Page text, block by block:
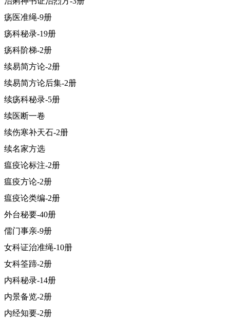
疡医准绳-9册
疡科秘录-19册
疡科阶梯-2册
续易简方论-2册
续易简方论后集-2册
续疡科秘录-5册
续医断一卷
续伤寒补天石-2册
续名家方选
瘟疫论标注-2册
瘟疫方论-2册
瘟疫论类编-2册
外台秘要-40册
儒门事亲-9册
女科证治准绳-10册
女科筌蹄-2册
内科秘录-14册
内景备览-2册
内经知要-2册